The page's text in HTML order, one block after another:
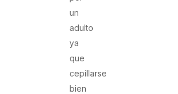
un
adulto
ya
que
cepillarse
bien